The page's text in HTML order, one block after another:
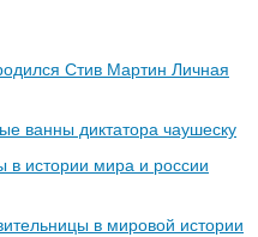
Стив Мартин Личная
ванны диктатора чаушеску
истории мира и россии
в мировой истории